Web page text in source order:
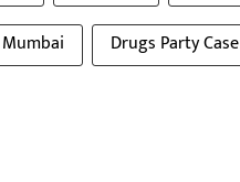
Drugs Party Case